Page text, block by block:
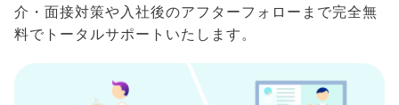
介・面接対策や入社後のアフターフォローまで完全無
料でトータルサポートいたします。